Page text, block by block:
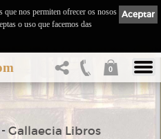
0
Gallaecia Libros
Aceptar
que nos permiten ofrecer os nosos
o uso que facemos das